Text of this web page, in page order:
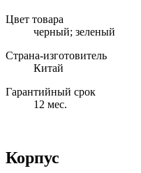
Цвет товара
черный; зеленый
Страна-изготовитель
Китай
Гарантийный срок
12 мес.
Корпус